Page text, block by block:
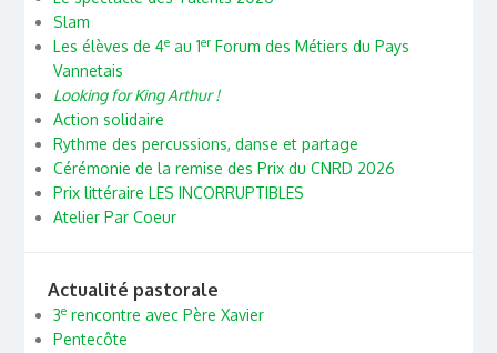
Slam
Les élèves de 4eau 1erForum des Métiers du Pays
Vannetais
Looking for King Arthur !
Action solidaire
Rythme des percussions, danse et partage
Cérémonie de la remise des Prix du CNRD 2026
Prix littéraire LES INCORRUPTIBLES
Atelier Par Coeur
Actualité pastorale
3erencontre avec Père Xavier
Pentecôte